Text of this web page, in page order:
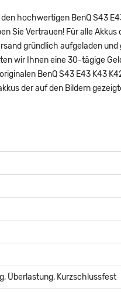
hochwertigen BenQ S43
Sie Vertrauen! Für alle Akkus
gründlich aufgeladen
wir Ihnen eine 30-tägige
BenQ S43 E43 K43
der auf den Bildern
Überlastung, Kurzschlussfest